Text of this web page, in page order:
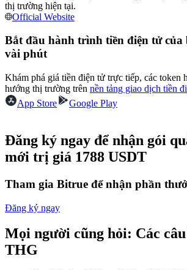
Tham gia cùng các nhà giao dịch hàng
Trở thành Nhà giao dịch Sao chép
Tận hưởng chia sẻ lợi nhuận và hoa
thị trường hiện tại.
Official Website
Bắt đầu hành trình tiền điện tử của
vài phút
Khám phá giá tiền điện tử trực tiếp, các token
hướng thị trường trên nền tảng giao dịch tiền
App Store
Google Play
Đăng ký ngay để nhận gói
mới trị giá 1788 USDT
Tham gia Bitrue để nhận phần
Đăng ký ngay
Mọi người cũng hỏi: Các
THG